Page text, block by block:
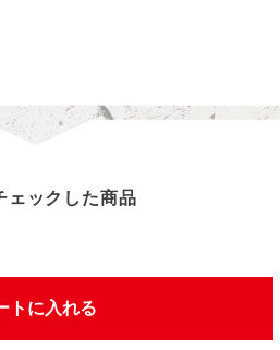
トに入れる
ェックした商品
、こんな商品を見ています